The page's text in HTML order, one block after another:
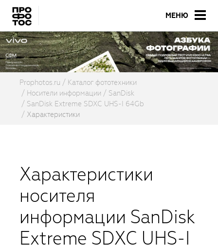
МЕНЮ
Prophotos.ru
Каталог фототехники
Носители информации
SanDisk
SanDisk Extreme SDXC UHS-I 64Gb
Характеристики
Характеристики
носителя
информации SanDisk
Extreme SDXC UHS-I